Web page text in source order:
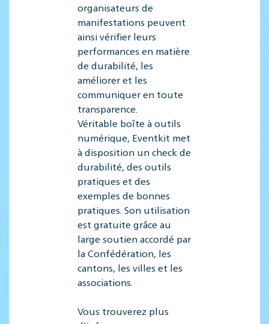
organisateurs de
manifestations peuvent
ainsi vérifier leurs
performances en matière
de durabilité, les
améliorer et les
communiquer en toute
transparence.
Véritable boîte à outils
numérique, Eventkit met
à disposition un check de
durabilité, des outils
pratiques et des
exemples de bonnes
pratiques. Son utilisation
est gratuite grâce au
large soutien accordé par
la Confédération, les
cantons, les villes et les
associations.
Vous trouverez plus